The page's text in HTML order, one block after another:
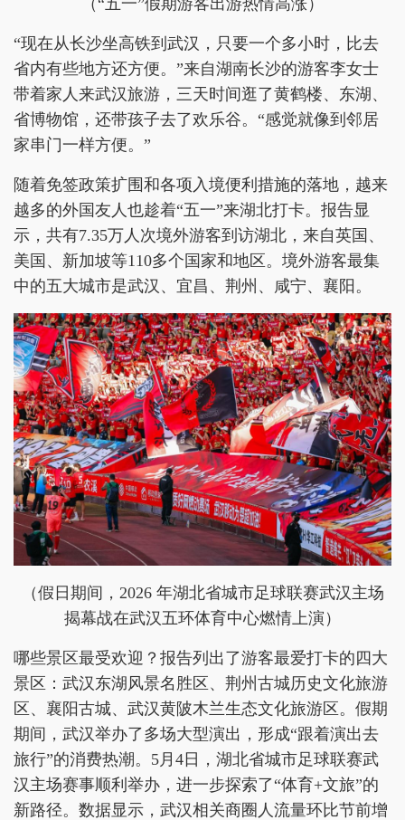
（“五一”假期游客出游热情高涨）
“现在从长沙坐高铁到武汉，只要一个多小时，比去
省内有些地方还方便。”来自湖南长沙的游客李女士
带着家人来武汉旅游，三天时间逛了黄鹤楼、东湖、
省博物馆，还带孩子去了欢乐谷。“感觉就像到邻居
家串门一样方便。”
随着免签政策扩围和各项入境便利措施的落地，越来
越多的外国友人也趁着“五一”来湖北打卡。报告显
示，共有7.35万人次境外游客到访湖北，来自英国、
美国、新加坡等110多个国家和地区。境外游客最集
中的五大城市是武汉、宜昌、荆州、咸宁、襄阳。
（假日期间，2026 年湖北省城市足球联赛武汉主场
揭幕战在武汉五环体育中心燃情上演）
哪些景区最受欢迎？报告列出了游客最爱打卡的四大
景区：武汉东湖风景名胜区、荆州古城历史文化旅游
区、襄阳古城、武汉黄陂木兰生态文化旅游区。假期
期间，武汉举办了多场大型演出，形成“跟着演出去
旅行”的消费热潮。5月4日，湖北省城市足球联赛武
汉主场赛事顺利举办，进一步探索了“体育+文旅”的
新路径。数据显示，武汉相关商圈人流量环比节前增